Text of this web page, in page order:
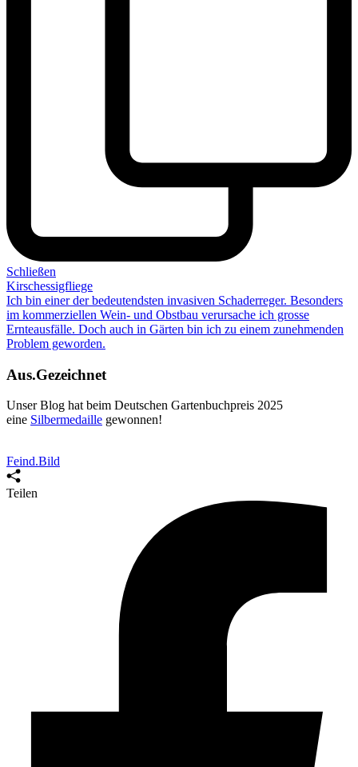
Schließen
Kirschessigfliege
Ich bin einer der bedeutendsten invasiven Schaderreger. Besonders
im kommerziellen Wein- und Obstbau verursache ich grosse
Ernteausfälle. Doch auch in Gärten bin ich zu einem zunehmenden
Problem geworden.
Aus.Gezeichnet
Unser Blog hat beim Deutschen Gartenbuchpreis 2025
eine Silbermedaille gewonnen!
Feind.Bild
Teilen